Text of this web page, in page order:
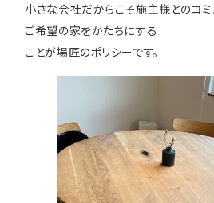
小さな会社だからこそ施主様とのコミ
ご希望の家をかたちにする
ことが場匠のポリシーです。